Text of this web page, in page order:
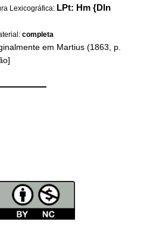
Lexicográfica: LPt: Hm {DIn
completa
em Martius (1863, p.